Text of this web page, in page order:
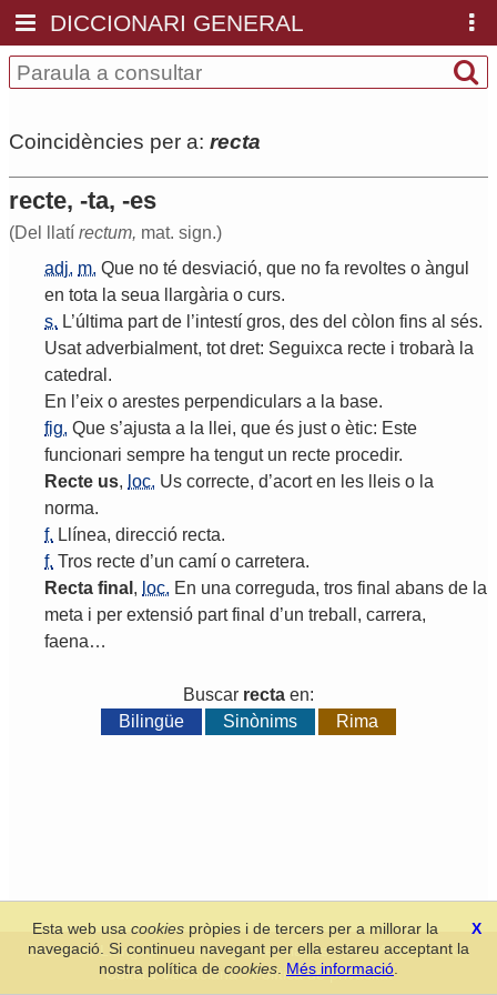
DICCIONARI GENERAL
Coincidències per a: recta
recte, -ta, -es
(Del llatí rectum, mat. sign.)
adj. m. Que no té desviació, que no fa revoltes o àngul
en tota la seua llargària o curs.
s. L’última part de ’intestí gros, des del còlon fins al sés.
Usat adverbialment, tot dret: Seguixca recte i trobarà la
catedral .
En ’eix o arestes perpendiculars a la base.
fig. Que s’ajusta a la llei, que és just o ètic: Este
funcionari sempre ha tengut un recte procedir.
Recte us, loc. Us correcte, d’acort en les lleis o la
norma.
f. Llínea, direcció recta.
f. Tros recte d’un camí o carretera.
Recta final , loc. En una correguda, tros final abans de la
meta i per extensió part final d’un treball , carrera,
faena…
Buscar recta en:
Bilingüe
Sinònims Rima
Secció de Llengua i Lliteratura Valencianes-Real Acadèmia de
Cultura Valenciana-Política de privacitat
X
Esta web usacookies pròpies i de tercers per a millorar la
navegació. Si continueu navegant per ella estareu acceptant la
nostra política de cookies Més informació